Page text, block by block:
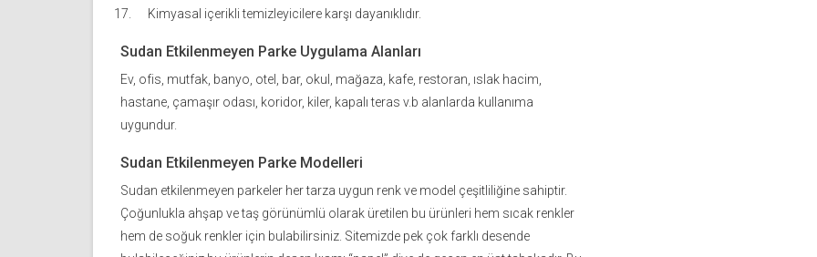
Kimyasal içerikli temizleyicilere karşı dayanıklıdır.
Sudan Etkilenmeyen Parke Uygulama Alanları
Ev, ofis, mutfak, banyo, otel, bar, okul, mağaza, kafe, restoran, ıslak hacim,
hastane, çamaşır odası, koridor, kiler, kapalı teras v.b alanlarda kullanıma
uygundur.
Sudan Etkilenmeyen Parke Modelleri
Sudan etkilenmeyen parkeler her tarza uygun renk ve model çeşitliliğine sahiptir.
Çoğunlukla ahşap ve taş görünümlü olarak üretilen bu ürünleri hem sıcak renkler
hem de soğuk renkler için bulabilirsiniz. Sitemizde pek çok farklı desende